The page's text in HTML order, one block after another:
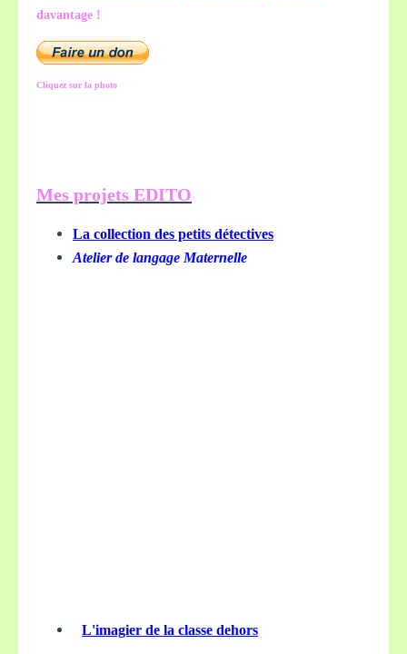
davantage !
Cliquez sur la photo
Mes projets EDITO
La collection des petits détectives
Atelier de langage Maternelle
L'imagier de la classe dehors